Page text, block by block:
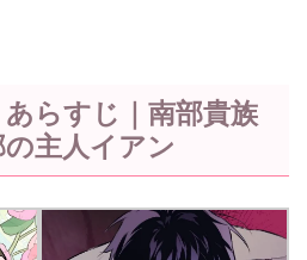
あらすじ｜南部貴族
主人イアン